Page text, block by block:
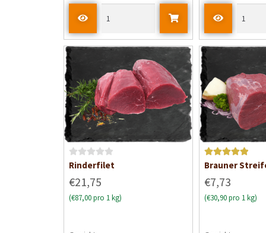
B
w
e
Rinderfilet
€21,75
(€87,00 pro 1 kg)
Bewertet mit
Brauner
€7,73
(€30,90 pro 1 kg)